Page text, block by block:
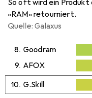
So oft wird ein
«RAM» retourniert.
Quelle: Galaxus
8. Goodram
9. AFOX
10. G.Skill